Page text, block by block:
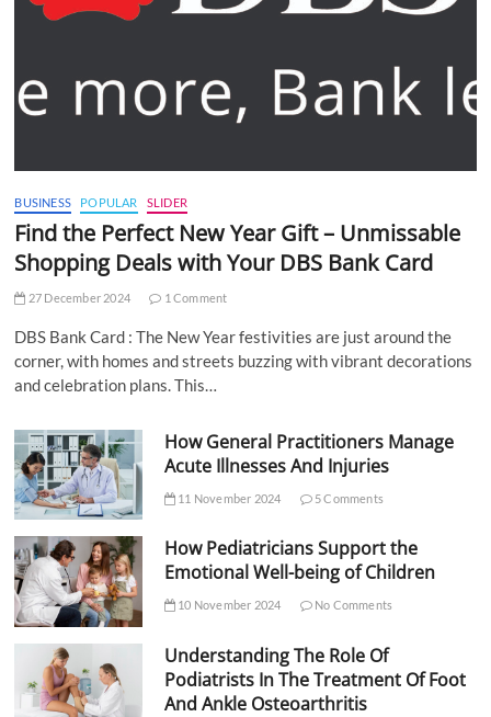
BUSINESS POPULAR SLIDER
Find the Perfect New Year Gift – Unmissable
Shopping Deals with Your DBS Bank Card
27 December 2024 1 Comment
DBS Bank Card : The New Year festivities are just around the
corner, with homes and streets buzzing with vibrant decorations
and celebration plans. This…
How General Practitioners Manage
Acute Illnesses And Injuries
11 November 2024 5 Comments
How Pediatricians Support the
Emotional Well-being of Children
10 November 2024 No Comments
Understanding The Role Of
Podiatrists In The Treatment Of Foot
And Ankle Osteoarthritis